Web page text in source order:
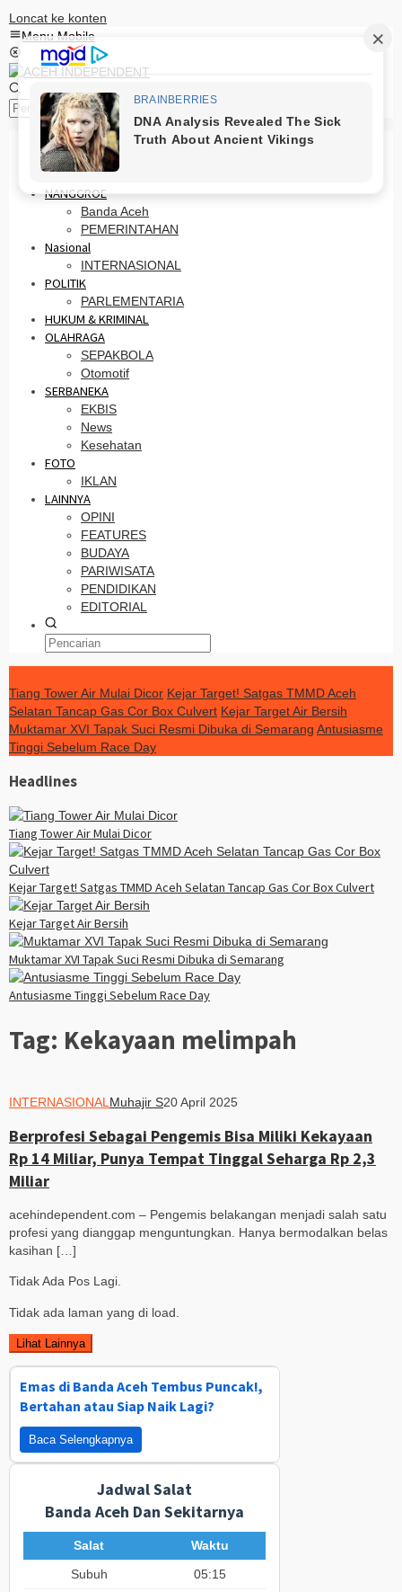
Loncat ke konten
Menu Mobile
HOME
PRO OTONOMI
NANGGROE
Banda Aceh
PEMERINTAHAN
Nasional
INTERNASIONAL
POLITIK
PARLEMENTARIA
HUKUM & KRIMINAL
OLAHRAGA
SEPAKBOLA
Otomotif
SERBANEKA
EKBIS
News
Kesehatan
FOTO
IKLAN
LAINNYA
OPINI
FEATURES
BUDAYA
PARIWISATA
PENDIDIKAN
EDITORIAL
Tiang Tower Air Mulai Dicor Kejar Target! Satgas TMMD Aceh
Selatan Tancap Gas Cor Box Culvert Kejar Target Air Bersih
Muktamar XVI Tapak Suci Resmi Dibuka di Semarang Antusiasme
Tinggi Sebelum Race Day
Headlines
Tiang Tower Air Mulai Dicor
Kejar Target! Satgas TMMD Aceh Selatan Tancap Gas Cor Box Culvert
Kejar Target Air Bersih
Muktamar XVI Tapak Suci Resmi Dibuka di Semarang
Antusiasme Tinggi Sebelum Race Day
Tag: Kekayaan melimpah
INTERNASIONAL Muhajir S20 April 2025
Berprofesi Sebagai Pengemis Bisa Miliki Kekayaan
Rp 14 Miliar, Punya Tempat Tinggal Seharga Rp 2,3
Miliar
acehindependent.com – Pengemis belakangan menjadi salah satu
profesi yang dianggap menguntungkan. Hanya bermodalkan belas
kasihan […]
Tidak Ada Pos Lagi.
Tidak ada laman yang di load.
Lihat Lainnya
Emas di Banda Aceh Tembus Puncak!,
Bertahan atau Siap Naik Lagi?
Baca Selengkapnya
Jadwal Salat
Banda Aceh Dan Sekitarnya
Salat
Waktu
Subuh
05:15